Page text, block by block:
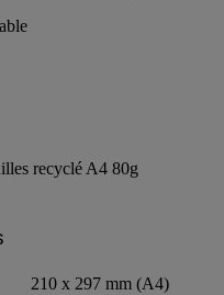
recyclé A4 80g
210 x 297 mm (A4)